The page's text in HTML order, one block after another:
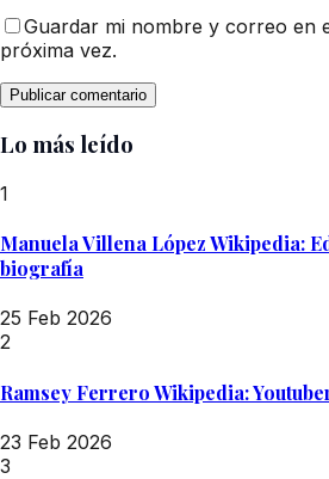
Guardar mi nombre y correo en
próxima vez.
Lo más leído
1
Manuela Villena López Wikipedia:
biografía
25 Feb 2026
2
Ramsey Ferrero Wikipedia:
23 Feb 2026
3